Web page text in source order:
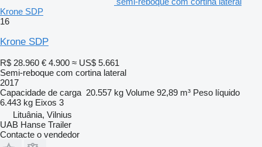
Krone SDP
16
Krone SDP
R$ 28.960 € 4.900 ≈ US$ 5.661
Semi-reboque com cortina lateral
2017
Capacidade de carga 20.557 kg Volume 92,89 m³ Peso líquido
6.443 kg Eixos 3
Lituânia, Vilnius
UAB Hanse Trailer
Contacte o vendedor